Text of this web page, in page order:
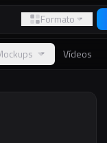
Formato
Vídeos